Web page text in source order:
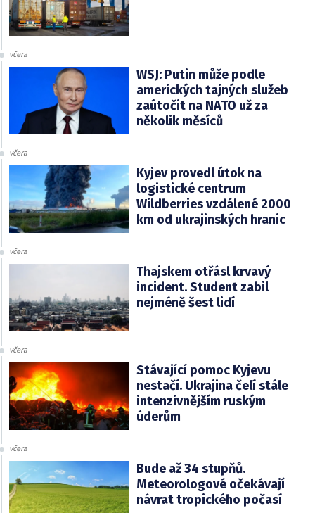
včera
WSJ: Putin může podle
amerických tajných služeb
zaútočit na NATO už za
několik měsíců
včera
Kyjev provedl útok na
logistické centrum
Wildberries vzdálené 2000
km od ukrajinských hranic
včera
Thajskem otřásl krvavý
incident. Student zabil
nejméně šest lidí
včera
Stávající pomoc Kyjevu
nestačí. Ukrajina čelí stále
intenzivnějším ruským
úderům
včera
Bude až 34 stupňů.
Meteorologové očekávají
návrat tropického počasí